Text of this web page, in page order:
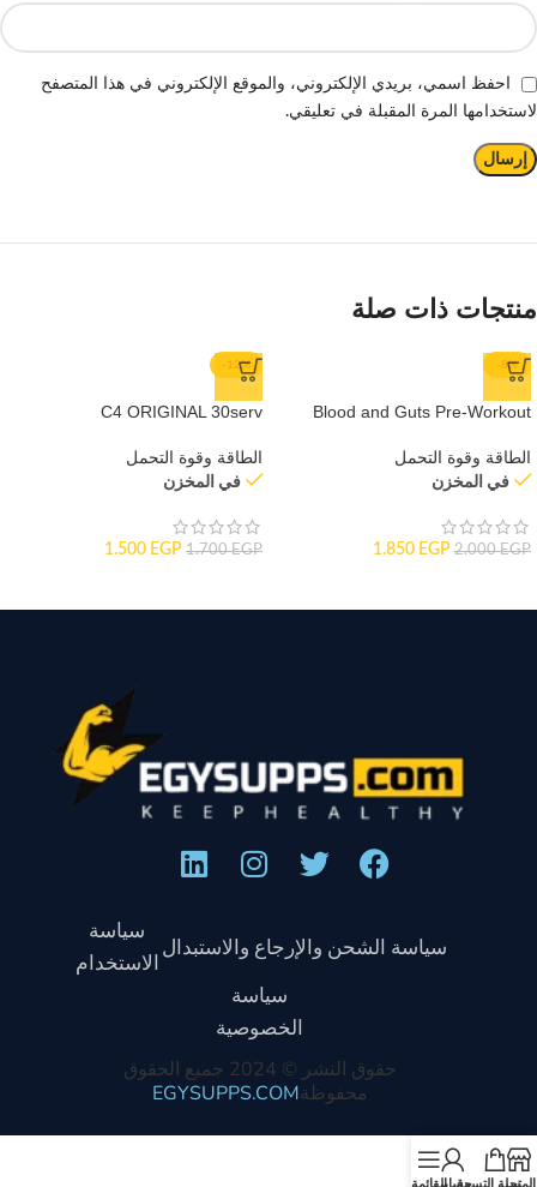
احفظ اسمي، بريدي الإلكتروني، والموقع الإلكتروني في هذا المتصفح
لاستخدامها المرة المقبلة في تعليقي.
منتجات ذات صلة
-8%
Blood and Guts Pre-Workout
الطاقة وقوة التحمل
في المخزن
2.000EGP
1.850 EGP
-12%
C4 ORIGINAL 30serv
الطاقة وقوة التحمل
في المخزن
1.700EGP
1.500 EGP
المتجرسلة التسوقحسابيالقائمة
سياسة الشحن والإرجاع والاستبدال
سياسة
الاستخدام
سياسة
الخصوصية
حقوق النشر © 2024 جميع الحقوق
محفوظةEGYSUPPS.COM